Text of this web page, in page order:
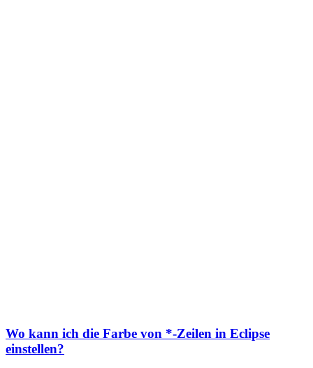
Wo kann ich die Farbe von *-Zeilen in Eclipse
einstellen?